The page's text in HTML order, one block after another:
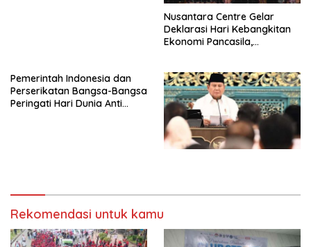
Nusantara Centre Gelar
Deklarasi Hari Kebangkitan
Ekonomi Pancasila,
Penjajahan (Pergolakan
Ekonomi Politik Indonesia) &
Simposium Nasional “Urgensi
Undang-Undang
Perekonomian Nasional dan
Kesejahteraan Sosial dalam
Pemerintah Indonesia dan
Perserikatan Bangsa-Bangsa
Peringati Hari Dunia Anti
Rekomendasi untuk kamu